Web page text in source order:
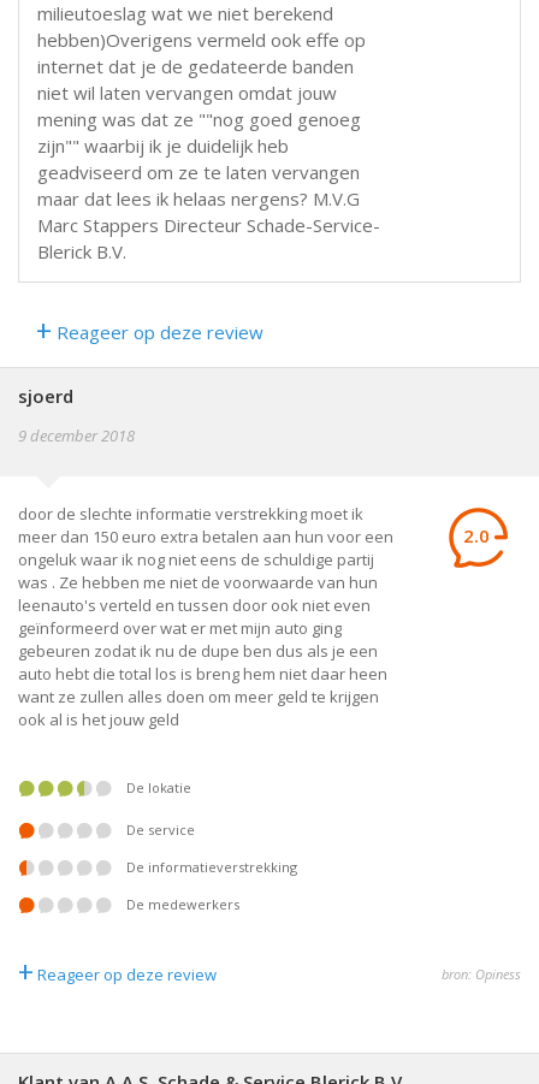
milieutoeslag wat we niet berekend
hebben)Overigens vermeld ook effe op
internet dat je de gedateerde banden
niet wil laten vervangen omdat jouw
mening was dat ze ""nog goed genoeg
zijn"" waarbij ik je duidelijk heb
geadviseerd om ze te laten vervangen
maar dat lees ik helaas nergens? M.V.G
Marc Stappers Directeur Schade-Service-
Blerick B.V.
+ Reageer op deze review
sjoerd
9 december 2018
door de slechte informatie verstrekking moet ik
meer dan 150 euro extra betalen aan hun voor een
ongeluk waar ik nog niet eens de schuldige partij
was . Ze hebben me niet de voorwaarde van hun
leenauto's verteld en tussen door ook niet even
geïnformeerd over wat er met mijn auto ging
gebeuren zodat ik nu de dupe ben dus als je een
auto hebt die total los is breng hem niet daar heen
want ze zullen alles doen om meer geld te krijgen
ook al is het jouw geld
2.0
De lokatie
De service
De informatieverstrekking
De medewerkers
+ Reageer op deze review bron: Opiness